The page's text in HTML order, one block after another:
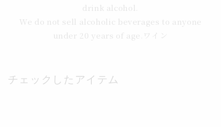
drink alcohol.
We do not sell alcoholic beverages to anyone
under 20 years of age.ワイン
チェックしたアイテム